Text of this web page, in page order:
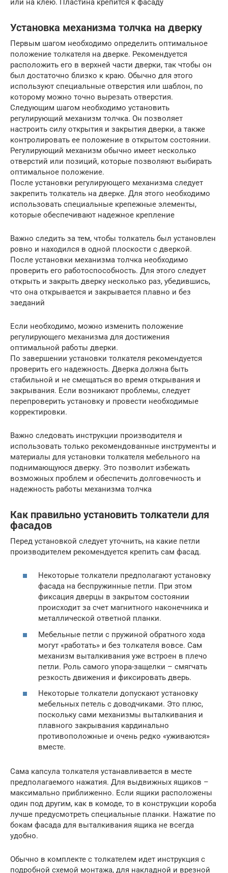
Установка механизма толчка на дверку
Первым шагом необходимо определить оптимальное
положение толкателя на дверке. Рекомендуется
расположить его в верхней части дверки, так чтобы он
был достаточно близко к краю. Обычно для этого
используют специальные отверстия или шаблон, по
которому можно точно вырезать отверстия.
Следующим шагом необходимо установить
регулирующий механизм толчка. Он позволяет
настроить силу открытия и закрытия дверки, а также
контролировать ее положение в открытом состоянии.
Регулирующий механизм обычно имеет несколько
отверстий или позиций, которые позволяют выбирать
оптимальное положение.
После установки регулирующего механизма следует
закрепить толкатель на дверке. Для этого необходимо
использовать специальные крепежные элементы,
которые обеспечивают надежное крепление
Важно следить за тем, чтобы толкатель был установлен
ровно и находился в одной плоскости с дверкой.
После установки механизма толчка необходимо
проверить его работоспособность. Для этого следует
открыть и закрыть дверку несколько раз, убедившись,
что она открывается и закрывается плавно и без
заеданий
Если необходимо, можно изменить положение
регулирующего механизма для достижения
оптимальной работы дверки.
По завершении установки толкателя рекомендуется
проверить его надежность. Дверка должна быть
стабильной и не смещаться во время открывания и
закрывания. Если возникают проблемы, следует
перепроверить установку и провести необходимые
корректировки.
Важно следовать инструкции производителя и
использовать только рекомендованные инструменты и
материалы для установки толкателя мебельного на
поднимающуюся дверку. Это позволит избежать
возможных проблем и обеспечить долговечность и
надежность работы механизма толчка
Как правильно установить толкатели для
фасадов
Перед установкой следует уточнить, на какие петли
производителем рекомендуется крепить сам фасад.
Некоторые толкатели предполагают установку
фасада на беспружинные петли. При этом
фиксация дверцы в закрытом состоянии
происходит за счет магнитного наконечника и
металлической ответной планки.
Мебельные петли с пружиной обратного хода
могут «работать» и без толкателя вовсе. Сам
механизм выталкивания уже встроен в плечо
петли. Роль самого упора-защелки – смягчать
резкость движения и фиксировать дверь.
Некоторые толкатели допускают установку
мебельных петель с доводчиками. Это плюс,
поскольку сами механизмы выталкивания и
плавного закрывания кардинально
противоположные и очень редко «уживаются»
вместе.
Сама капсула толкателя устанавливается в месте
предполагаемого нажатия. Для выдвижных ящиков –
максимально приближенно. Если ящики расположены
один под другим, как в комоде, то в конструкции короба
лучше предусмотреть специальные планки. Нажатие по
бокам фасада для выталкивания ящика не всегда
удобно.
Обычно в комплекте с толкателем идет инструкция с
подробной схемой монтажа, для накладной и врезной